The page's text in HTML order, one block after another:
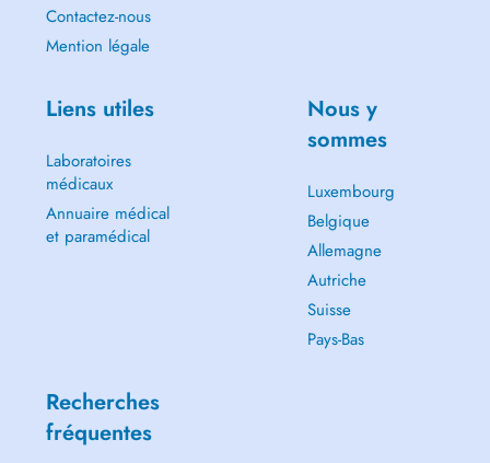
Contactez-nous
Mention légale
Liens utiles
Laboratoires
médicaux
Annuaire médical
et paramédical
Nous y
sommes
Luxembourg
Belgique
Allemagne
Autriche
Suisse
Pays-Bas
Recherches
fréquentes